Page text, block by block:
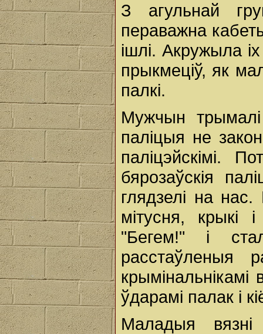
З агульнай
пераважна
ішлі. Акружыла
прыкмеціў, як
палкі.
Мужчын
паліцыя не
паліцэйскімі.
бярозаўскія
глядзелі на
мітусня, крыкі
"Бегем!" i
расстаўленыя
ўдарамі палак i
Маладыя вязні